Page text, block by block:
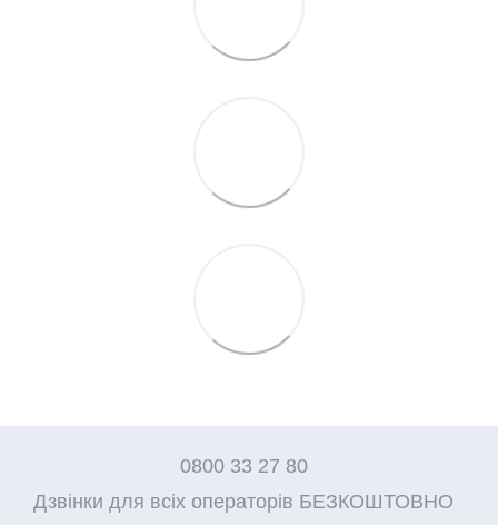
0800 33 27 80
Дзвінки для всіх операторів БЕЗКОШТОВНО